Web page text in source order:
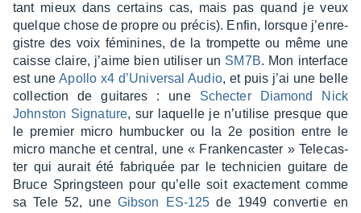
tant mieux dans certains cas, mais pas quand je veux
quelque chose de propre ou précis). Enfin, lorsque j’en­re­
gistre des voix fémi­nines, de la trom­pette ou même une
caisse claire, j’aime bien utili­ser un SM7B. Mon inter­face
est uneApollo x4 d’Uni­ver­sal Audio, et puis j’ai une belle
collec­tion de guitares : une Schec­ter Diamond Nick
Johns­ton Signa­ture, sur laquelle je n’uti­lise presque que
le premier micro humbu­cker ou la 2e posi­tion entre le
micro manche et central, une « Fran­ken­cas­ter » Tele­cas­
ter qui aurait été fabriquée par le tech­ni­cien guitare de
Bruce Spring­steen pour qu’elle soit exac­te­ment comme
sa Tele 52, une Gibson ES-125 de 1949 conver­tie en